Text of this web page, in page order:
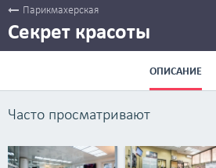
Парикмахерская
Секрет красоты
ОПИСАНИЕ
Часто просматривают